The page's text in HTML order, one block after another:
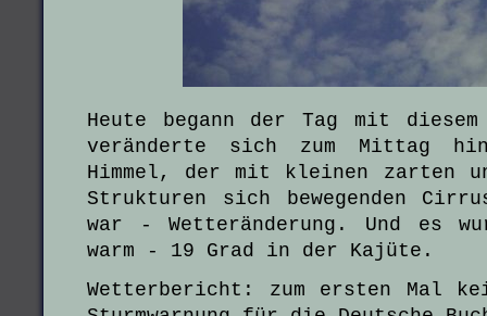
Heute begann der Tag mit diesem
veränderte sich zum Mittag
Himmel, der mit kleinen zarten
Strukturen sich bewegenden
war - Wetteränderung. Und es
warm - 19 Grad in der Kajüte.
Wetterbericht: zum ersten Mal